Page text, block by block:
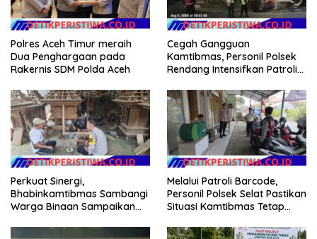
Polres Aceh Timur meraih
Dua Penghargaan pada
Rakernis SDM Polda Aceh
Cegah Gangguan
Kamtibmas, Personil Polsek
Rendang Intensifkan Patroli
Perkuat Sinergi,
Bhabinkamtibmas Sambangi
Warga Binaan Sampaikan
Melalui Patroli Barcode,
Personil Polsek Selat Pastikan
Situasi Kamtibmas Tetap